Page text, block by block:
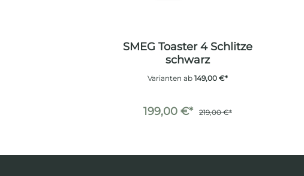
SMEG Toaster 4 Schlitze
schwarz
Varianten ab 149,00 €*
199,00 €* 219,00 €*